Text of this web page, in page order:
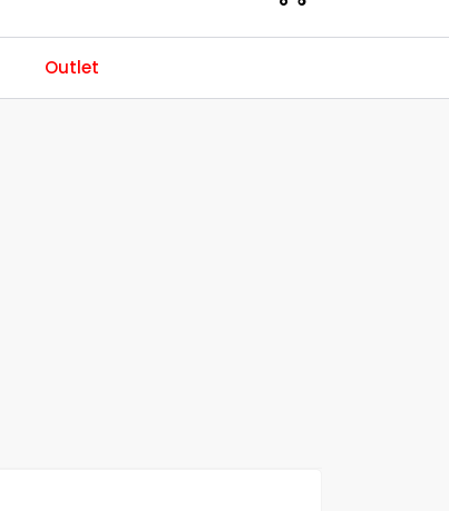
Kundeservice
Outlet